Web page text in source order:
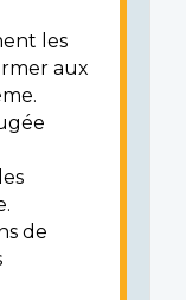
les
aux
de